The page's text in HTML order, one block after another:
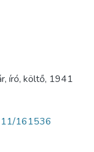
, író, költő, 1941
161536